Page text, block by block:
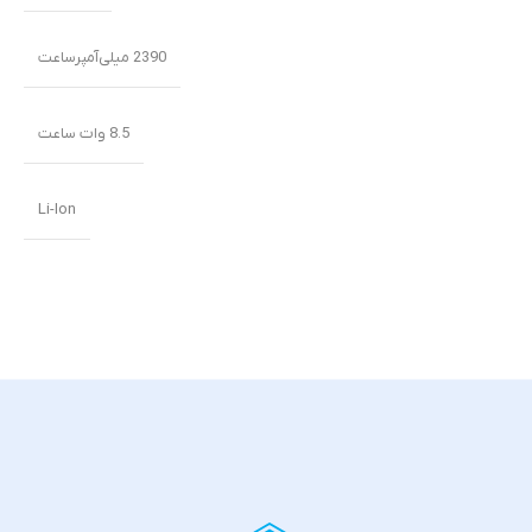
2390 میلی‌‌‌آمپرساعت
8.5 وات ساعت
Li-Ion